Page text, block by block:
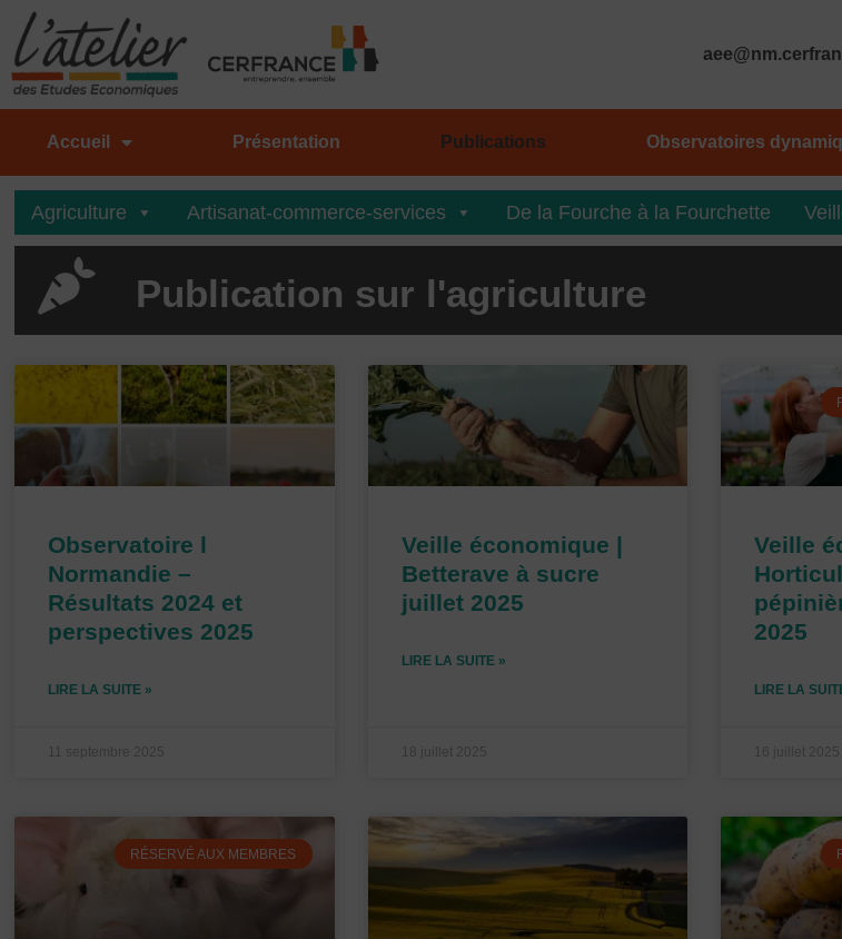
Aller
au
contenu
Accueil Présentation Publications Observatoires
Agriculture Artisanat-commerce-services De la Fourche à la Fourchette
Publication sur l'agriculture
Observatoire l
Normandie –
Résultats 2024 et
perspectives 2025
LIRE LA SUITE »
11 septembre 2025
Veille économique |
Betterave à sucre
juillet 2025
LIRE LA SUITE »
18 juillet 2025
Veille
2025
LIRE LA
16 juillet 2025
RÉSERVÉ AUX MEMBRES
a
g
e
g
e
g
e
g
e